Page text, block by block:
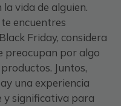
vida de alguien.
encuentres
Friday, considera
preocupan por algo
Juntos,
una experiencia
y significativa para